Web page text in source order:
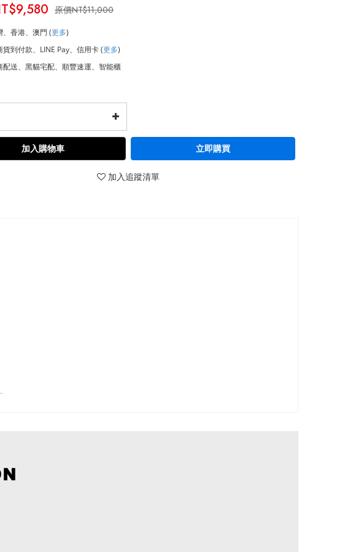
NT$11,000
、香港、澳門 (更多)
貨到付款、LINE Pay、信用卡(更多)
配送、黑貓宅配、順豐速運、智能櫃
加入購物車 立即購買
加入追蹤清單